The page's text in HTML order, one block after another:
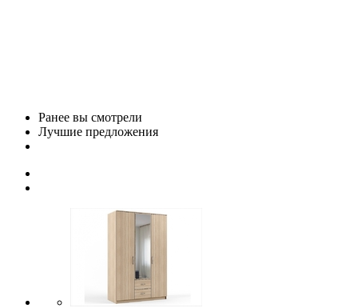
Ранее вы смотрели
Лучшие предложения